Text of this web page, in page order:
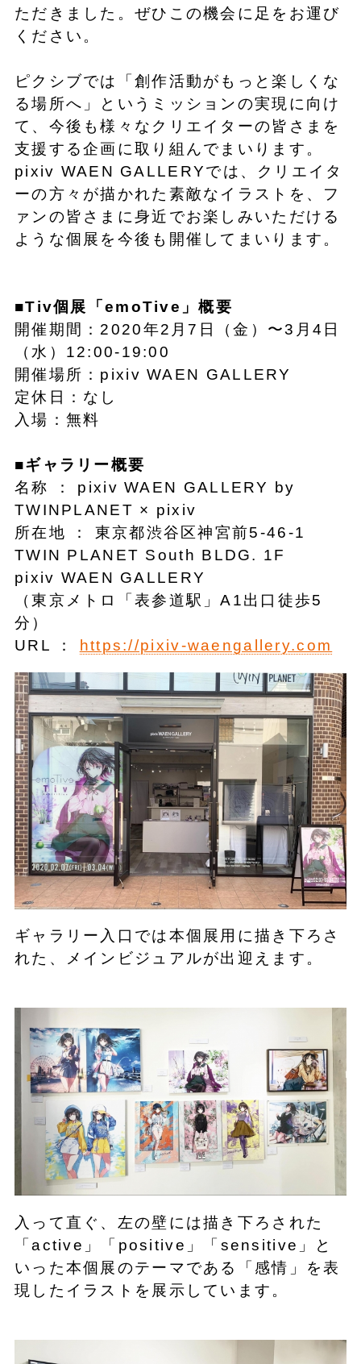
ただきました。ぜひこの機会に足をお運び
ください。
ピクシブでは「創作活動がもっと楽しくな
る場所へ」というミッションの実現に向け
て、今後も様々なクリエイターの皆さまを
支援する企画に取り組んでまいります。
pixiv WAEN GALLERYでは、クリエイタ
ーの方々が描かれた素敵なイラストを、フ
ァンの皆さまに身近でお楽しみいただける
ような個展を今後も開催してまいります。
■Tiv個展「emoTive」概要
開催期間：2020年2月7日（金）〜3月4日
（水）12:00-19:00
開催場所：pixiv WAEN GALLERY
定休日：なし
入場：無料
■ギャラリー概要
名称 ： pixiv WAEN GALLERY by
TWINPLANET × pixiv
所在地 ： 東京都渋谷区神宮前5-46-1
TWIN PLANET South BLDG. 1F
pixiv WAEN GALLERY
（東京メトロ「表参道駅」A1出口徒歩5
分）
URL ： https://pixiv-waengallery.com
ギャラリー入口では本個展用に描き下ろさ
れた、メインビジュアルが出迎えます。
入って直ぐ、左の壁には描き下ろされた
「active」「positive」「sensitive」と
いった本個展のテーマである「感情」を表
現したイラストを展示しています。